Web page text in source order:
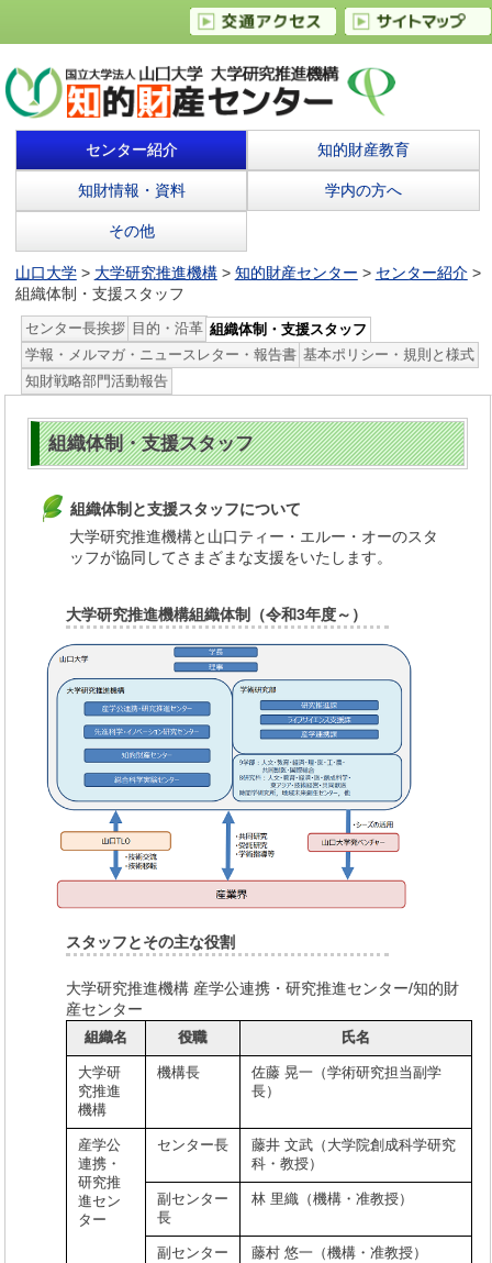
センター紹介 知的財産教育
知財情報・資料 学内の方へ
その他
山口大学> 大学研究推進機構> 知的財産センター > センター紹介>
組織体制・支援スタッフ
センター長挨拶 目的・沿革 組織体制・支援スタッフ
学報・メルマガ・ニュースレター・報告書 基本ポリシー・規則と様式
知財戦略部門活動報告
組織体制・支援スタッフ
組織体制と支援スタッフについて
大学研究推進機構と山口ティー・エルー・オーのスタ
ッフが協同してさまざまな支援をいたします。
大学研究推進機構組織体制（令和3年度～）
スタッフとその主な役割
大学研究推進機構 産学公連携・研究推進センター/知的財
産センター
組織名 役職 氏名
大学研
究推進
機構
機構長
佐藤 晃一（学術研究担当副学
長）
産学公
連携・
研究推
進セン
ター
センター長
藤井 文武（大学院創成科学研究
科・教授）
副センター
長
林 里織（機構・准教授）
副センター
藤村 悠一（機構・准教授）